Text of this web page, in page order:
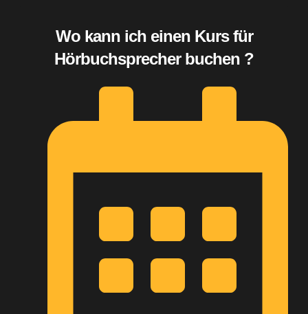
Wo kann ich einen Kurs für
Hörbuchsprecher buchen ?